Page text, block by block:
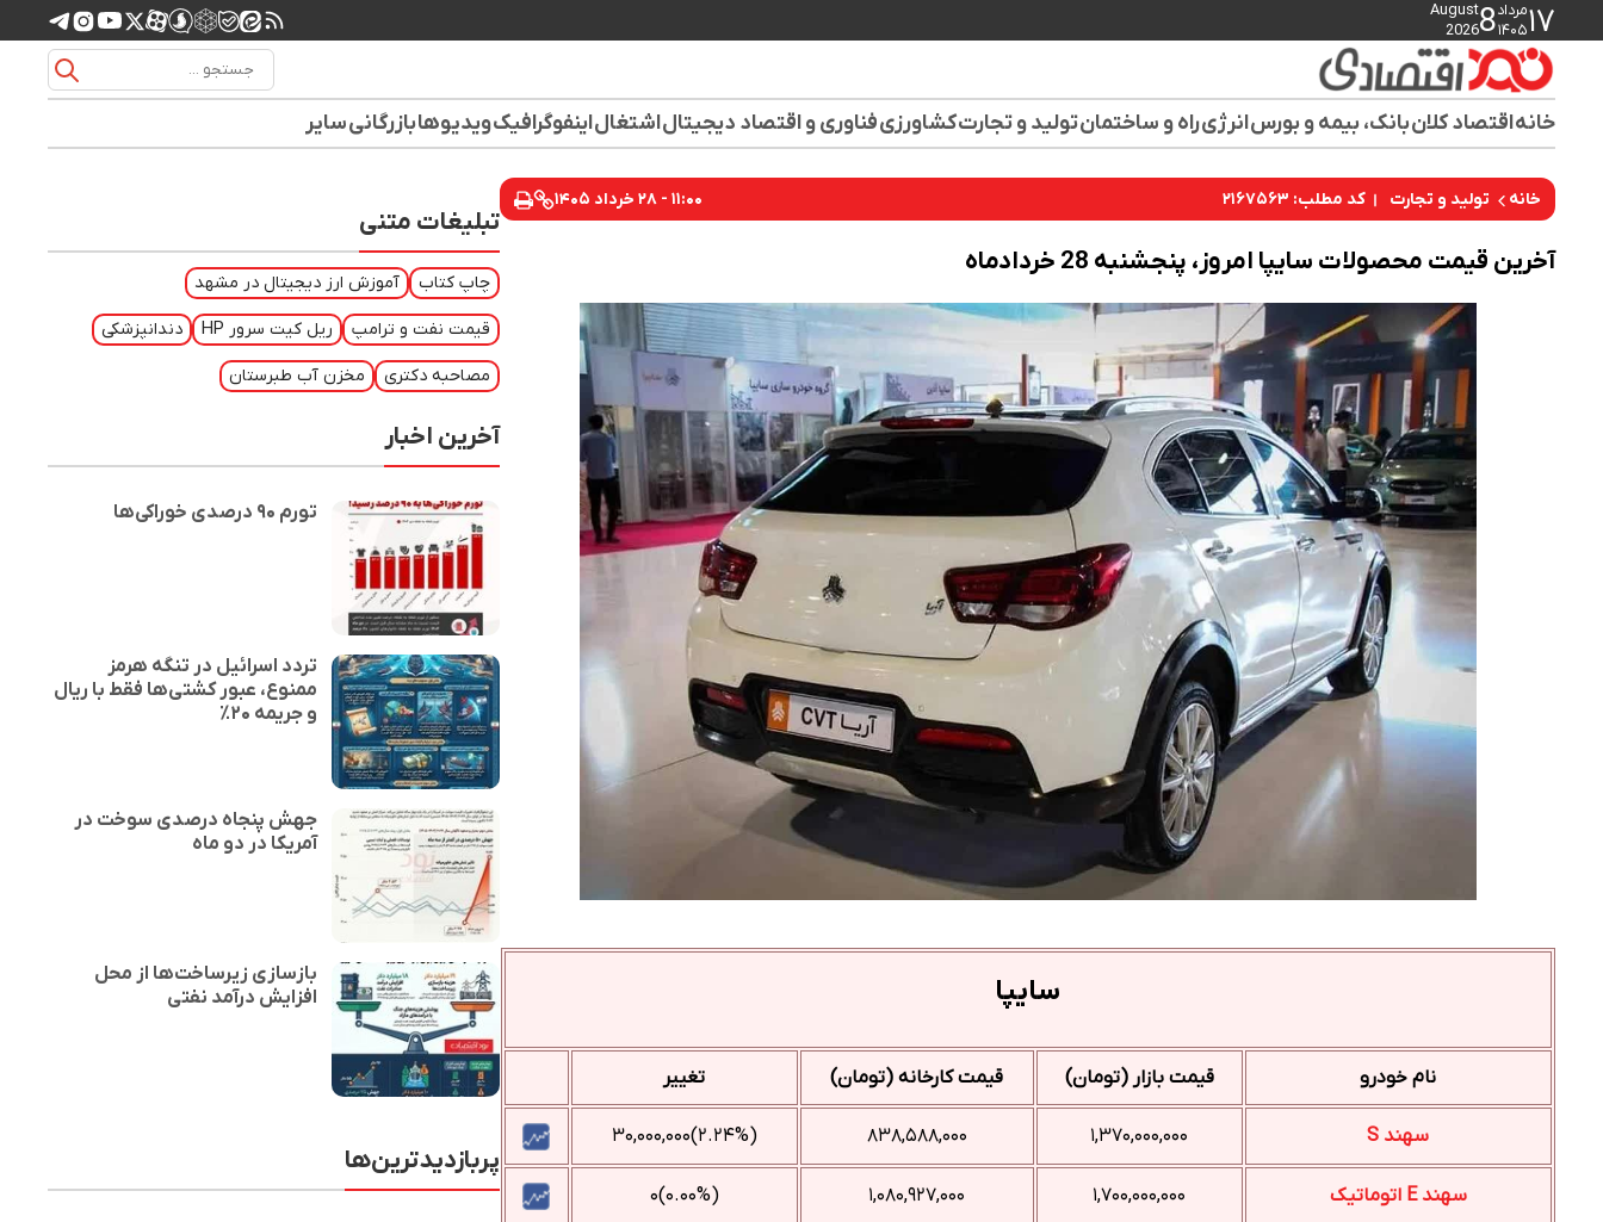
۱۷مرداد
۱۴۰۵8
August
2026
خانهاقتصاد کلانبانک، بیمه و بورسانرژیراه و ساختمانتولید و تجارتکشاورزیفناوری و اقتصاد دیجیتالاشتغالاینفوگرافیکویدیوهابازرگانیسایر
خانه تولید و تجارت کد مطلب: ۲۱۶۷۵۶۳ ۱۱:۰۰ - ۲۸ خرداد ۱۴۰۵
آخرین قیمت محصولات سایپا امروز، پنجشنبه 28 خردادماه
سایپا
نام خودرو قیمت بازار (تومان) قیمت کارخانه (تومان) تغییر
سهند S ۱,۳۷۰,۰۰۰,۰۰۰ ۸۳۸,۵۸۸,۰۰۰ (‎۲.۲۴%‌)‎۳۰,۰۰۰,۰۰۰‌
سهند E اتوماتیک ۱,۷۰۰,۰۰۰,۰۰۰ ۱,۰۸۰,۹۲۷,۰۰۰ (۰.۰۰%)۰
تبلیغات متنی
چاپ کتاب آموزش ارز دیجیتال در مشهد
قیمت نفت و ترامپ ریل کیت سرور HP دندانپزشکی
مصاحبه دکتری مخزن آب طبرستان
آخرین اخبار
تورم ۹۰ درصدی خوراکی‌ها
تردد اسرائیل در تنگه هرمز
ممنوع، عبور کشتی‌ها فقط با ریال
و جریمه ۲۰٪
جهش پنجاه درصدی سوخت در
آمریکا در دو ماه
بازسازی زیرساخت‌ها از محل
افزایش درآمد نفتی
پربازدیدترین‌ها